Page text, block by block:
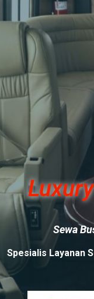
Sewa
Spesialis Layanan